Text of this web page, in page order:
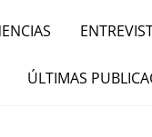
ÚLTIMAS